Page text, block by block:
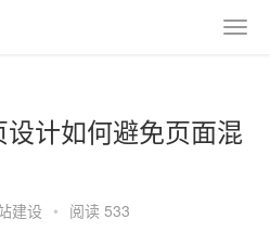
计如何避免页面混
建设 • 阅读 533